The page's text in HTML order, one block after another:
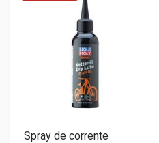
Spray de corrente